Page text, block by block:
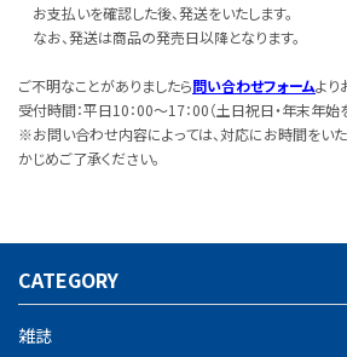
お支払いを確認した後、発送をいたします。
なお、発送は商品の発売日以降となります。
ご不明なことがありましたら問い合わせフォームより
受付時間：平日10：00～17：00（土日祝日・年末年始
※お問い合わせ内容によっては、対応にお時間をいた
かじめご了承ください。
CATEGORY
雑誌